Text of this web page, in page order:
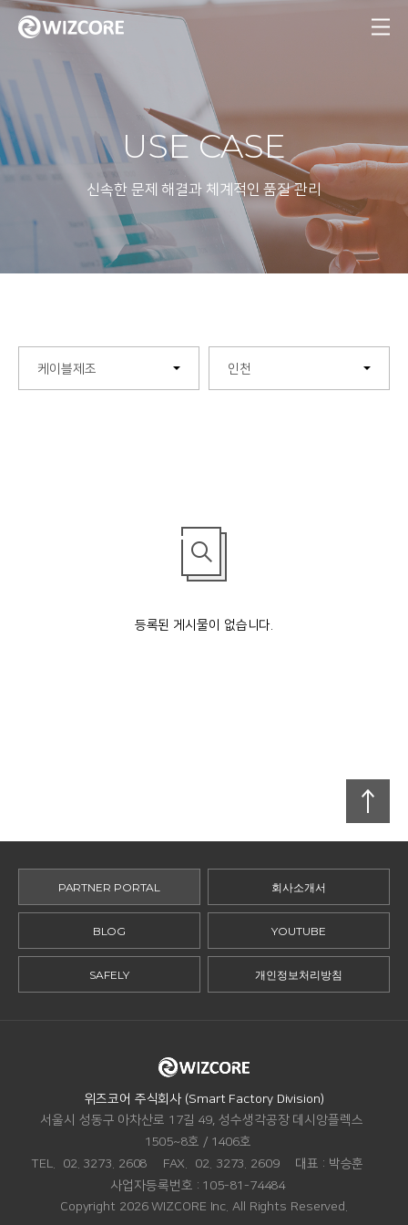
MENU
USE CASE
신속한 문제 해결과 체계적인 품질 관리
케이블제조 인천
등록된 게시물이 없습니다.
PARTNER PORTAL 회사소개서
BLOG YOUTUBE
SAFELY 개인정보처리방침
위즈코어 주식회사 (Smart Factory Division)
서울시 성동구 아차산로 17길 49, 성수생각공장 데시앙플렉스
1505~8호 / 1406호
TEL.
02. 3273. 2608 FAX. 02. 3273. 2609 대표 : 박승훈
사업자등록번호 : 105-81-74484
Copyright 2026 WIZCORE Inc. All Rights Reserved.